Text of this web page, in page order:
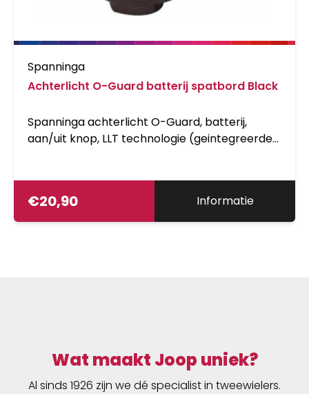
Spanninga
Achterlicht O-Guard batterij spatbord Black
Spanninga achterlicht O-Guard, batterij,
aan/uit knop, LLT technologie (geintegreerde
geschikt voor montage op het spatbord,
Duitse StVZO goedkeur
€20,90 Informatie
Wat maakt Joop uniek?
Al sinds 1926 zijn we dé specialist in tweewielers.